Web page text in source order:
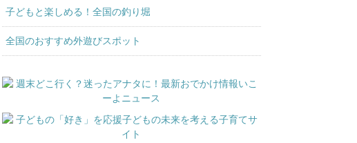
子どもと楽しめる！全国の釣り堀
全国のおすすめ外遊びスポット